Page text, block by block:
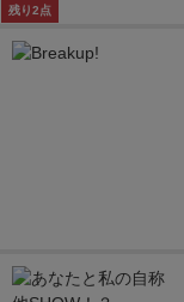
残り2点